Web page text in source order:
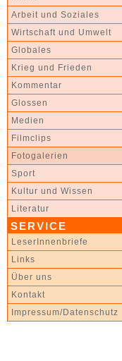
Arbeit und Soziales
Wirtschaft und Umwelt
Globales
Krieg und Frieden
Kommentar
Glossen
Medien
Filmclips
Fotogalerien
Sport
Kultur und Wissen
Literatur
SERVICE
LeserInnenbriefe
Links
Über uns
Kontakt
Impressum/Datenschutz